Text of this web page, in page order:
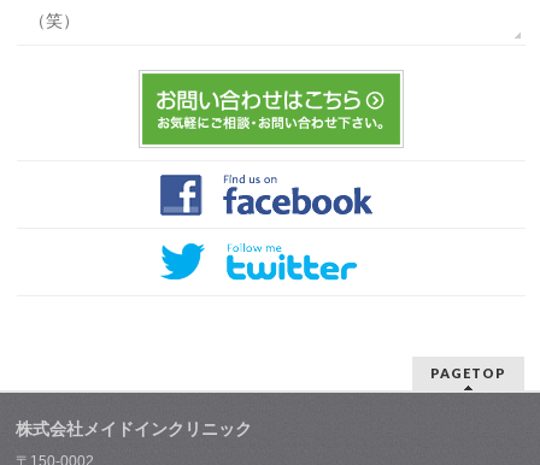
（笑）
PAGETOP
株式会社メイドインクリニック
〒150-0002